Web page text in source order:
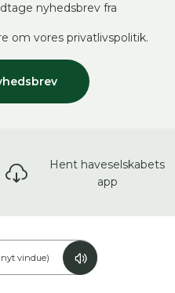
nyhedsbrev fra
om vores privatlivspolitik.
Hent haveselskabets
app
vindue)